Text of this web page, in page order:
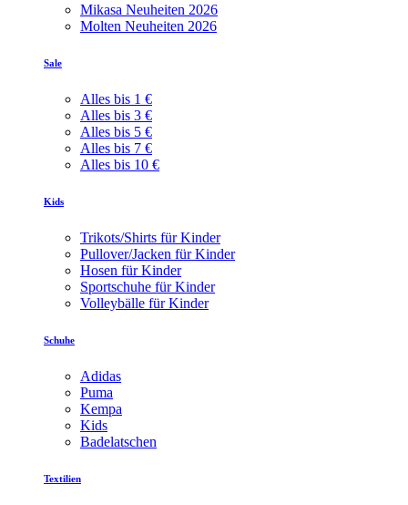
Mikasa Neuheiten 2026
Molten Neuheiten 2026
Sale
Alles bis 1 €
Alles bis 3 €
Alles bis 5 €
Alles bis 7 €
Alles bis 10 €
Kids
Trikots/Shirts für Kinder
Pullover/Jacken für Kinder
Hosen für Kinder
Sportschuhe für Kinder
Volleybälle für Kinder
Schuhe
Adidas
Puma
Kempa
Kids
Badelatschen
Textilien